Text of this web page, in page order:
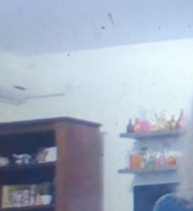
- INTEC
NPJ
Jurídica)
Alegrete